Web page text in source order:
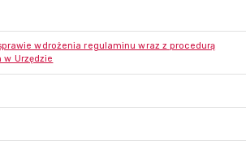
wdrożenia regulaminu wraz z procedurą
w Urzędzie